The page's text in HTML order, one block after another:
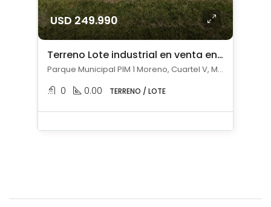
USD 249.990
Terreno Lote industrial en venta en Moreno
Parque Municipal PIM 1 Moreno, Cuartel V, Moreno
0 0.00 TERRENO / LOTE